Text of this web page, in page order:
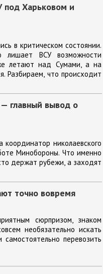
под Харьковом и
в критическом состоянии.
лишает ВСУ возможности
летают над Сумами, а на
Разбираем, что происходит
— главный вывод о
николаевского
Минобороны. Что именно
держат рубежи, а заходят
точно вовремя
сюрпризом, знаком
необязательно искать
перевозить